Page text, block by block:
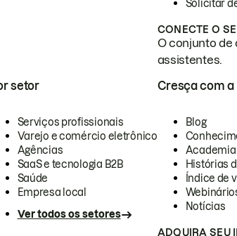
Solicitar
CONECTE O
O conjunto de
assistentes.
setor
Serviços profissionais
Varejo e comércio eletrônico
Agências
SaaS e tecnologia B2B
Saúde
Empresa local
Ver todos os setores
Cresça com a
Blog
Academia
Histórias
Índice de
Notícias
ADQUIRA SEU